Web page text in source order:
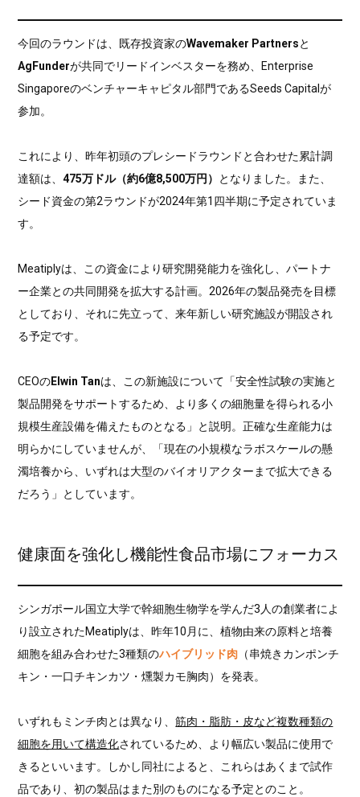
今回のラウンドは、既存投資家のWavemaker Partnersと
AgFunderが共同でリードインベスターを務め、Enterprise
Singaporeのベンチャーキャピタル部門であるSeeds Capitalが
参加。
これにより、昨年初頭のプレシードラウンドと合わせた累計調
達額は、475万ドル（約6億8,500万円） となりました。また、
シード資金の第2ラウンドが2024年第1四半期に予定されていま
す。
Meatiplyは、この資金により研究開発能力を強化し、パートナ
ー企業との共同開発を拡大する計画。2026年の製品発売を目標
としており、それに先立って、来年新しい研究施設が開設され
る予定です。
CEOのElwin Tanは、この新施設について「安全性試験の実施と
製品開発をサポートするため、より多くの細胞量を得られる小
規模生産設備を備えたものとなる」と説明。正確な生産能力は
明らかにしていませんが、「現在の小規模なラボスケールの懸
濁培養から、いずれは大型のバイオリアクターまで拡大できる
だろう」としています。
健康面を強化し機能性食品市場にフォーカス
シンガポール国立大学で幹細胞生物学を学んだ3人の創業者によ
り設立されたMeatiplyは、昨年10月に、植物由来の原料と培養
細胞を組み合わせた3種類のハイブリッド肉 （串焼きカンポンチ
キン・一口チキンカツ・燻製カモ胸肉）を発表。
いずれもミンチ肉とは異なり、筋肉・脂肪・皮など複数種類の
細胞を用いて構造化されているため、より幅広い製品に使用で
きるといいます。しかし同社によると、これらはあくまで試作
品であり、初の製品はまた別のものになる予定とのこと。